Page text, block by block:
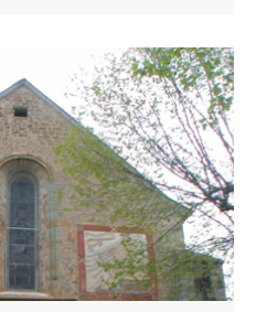
et de son ancienne
guide-conférencière.